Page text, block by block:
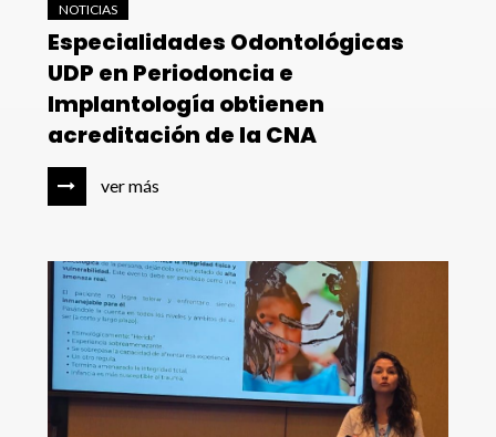
NOTICIAS
Especialidades Odontológicas
UDP en Periodoncia e
Implantología obtienen
acreditación de la CNA
ver más